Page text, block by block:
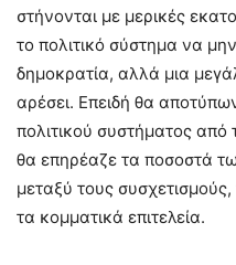
στήνονται με μερικές
το πολιτικό σύστημα να
δημοκρατία, αλλά μια
αρέσει. Επειδή θα
πολιτικού συστήματος
θα επηρέαζε τα ποσοστά
μεταξύ τους
τα κομματικά επιτελεία.